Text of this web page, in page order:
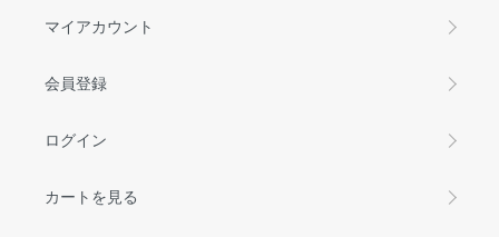
マイアカウント
会員登録
ログイン
カートを見る